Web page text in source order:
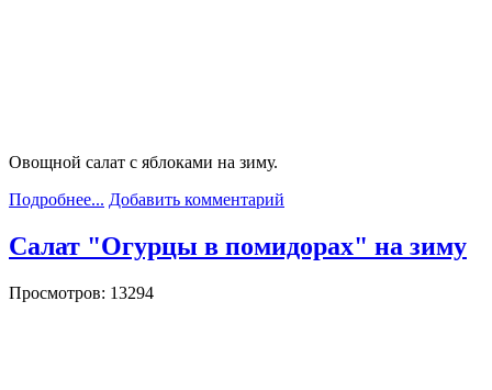
Овощной салат с яблоками на зиму.
Подробнее... Добавить комментарий
Салат "Огурцы в помидорах" на зиму
Просмотров: 13294